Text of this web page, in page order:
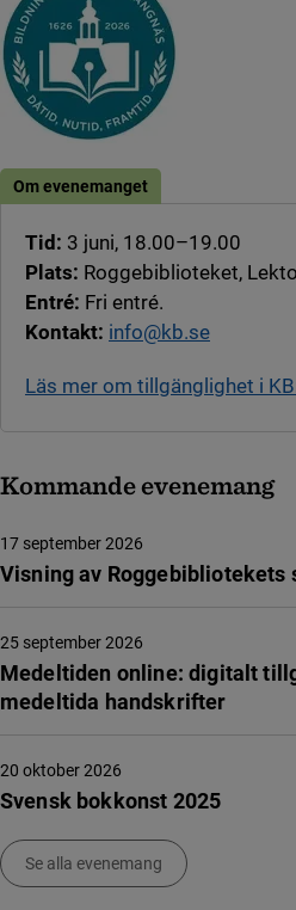
Om evenemanget
Tid: 3 juni, 18.00–19.00
Plats: Roggebiblioteket,
Entré: Fri entré.
Kontakt: info@kb.se
Läs mer om tillgänglighet i
Kommande evenemang
Visning av Roggebibliotekets
17 september 2026
Medeltiden online: digitalt
medeltida handskrifter
25 september 2026
Svensk bokkonst 2025
20 oktober 2026
Se alla evenemang